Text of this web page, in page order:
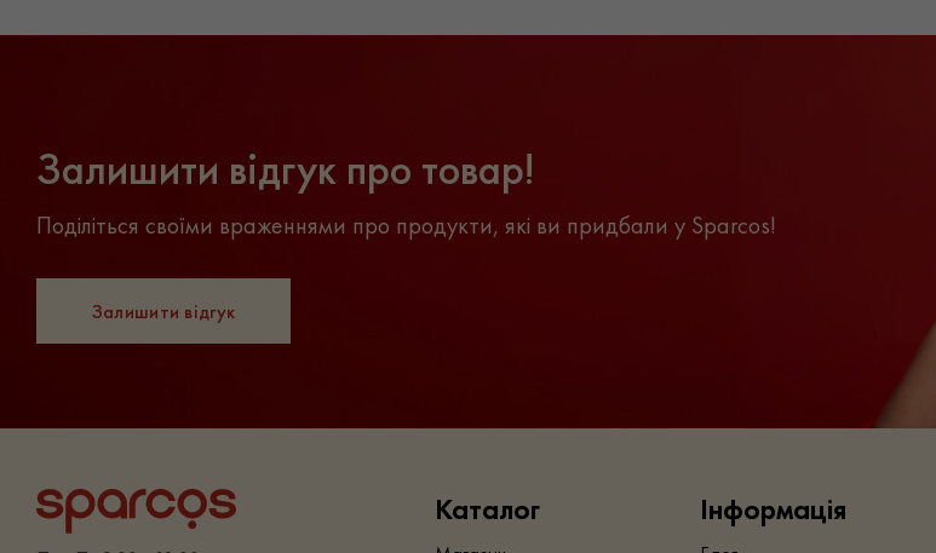
Залишити відгук про товар!
Поділіться своїми враженнями про продукти, які ви придбали у Sparcos!
Залишити відгук
Каталог Інформація